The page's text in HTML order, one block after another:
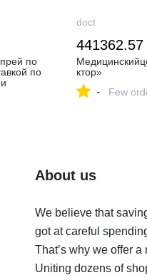
по
по
doct
441362.57
ктор»
- Few
About us
We believe that
got at careful
That’s why we offer a
Uniting dozens of